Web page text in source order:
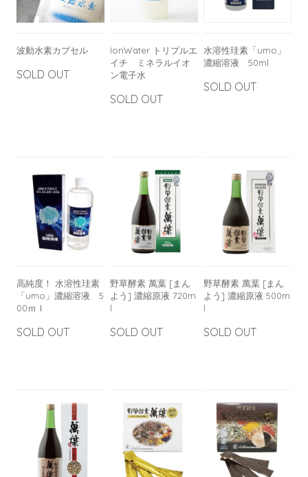
波動水素カプセル
SOLD OUT
IonWater トリプルエ
イチ ミネラルイオ
ン電子水
SOLD OUT
水溶性珪素「umo」
濃縮溶液 50ml
SOLD OUT
高純度！ 水溶性珪素
「umo」濃縮溶液 5
00ｍｌ
SOLD OUT
野草酵素 萬葉 [まん
よう] 濃縮原液 720m
l
SOLD OUT
野草酵素 萬葉 [まん
よう] 濃縮原液 500m
l
SOLD OUT